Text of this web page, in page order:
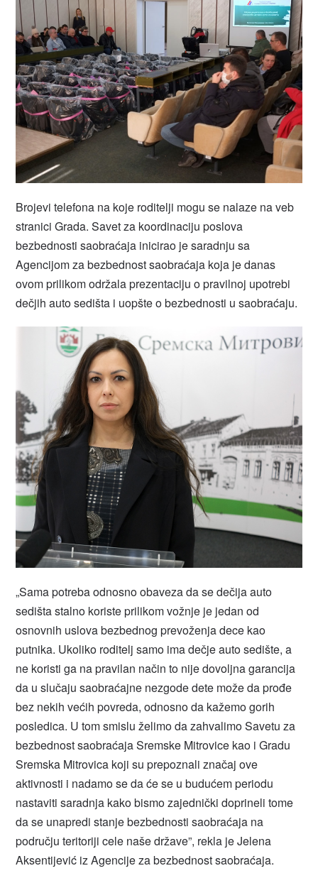
Brojevi telefona na koje roditelji mogu se nalaze na veb
stranici Grada. Savet za koordinaciju poslova
bezbednosti saobraćaja inicirao je saradnju sa
Agencijom za bezbednost saobraćaja koja je danas
ovom prilikom održala prezentaciju o pravilnoj upotrebi
dečjih auto sedišta i uopšte o bezbednosti u saobraćaju.
„Sama potreba odnosno obaveza da se dečija auto
sedišta stalno koriste prilikom vožnje je jedan od
osnovnih uslova bezbednog prevoženja dece kao
putnika. Ukoliko roditelj samo ima dečje auto sedište, a
ne koristi ga na pravilan način to nije dovoljna garancija
da u slučaju saobraćajne nezgode dete može da prođe
bez nekih većih povreda, odnosno da kažemo gorih
posledica. U tom smislu želimo da zahvalimo Savetu za
bezbednost saobraćaja Sremske Mitrovice kao i Gradu
Sremska Mitrovica koji su prepoznali značaj ove
aktivnosti i nadamo se da će se u budućem periodu
nastaviti saradnja kako bismo zajednički doprineli tome
da se unapredi stanje bezbednosti saobraćaja na
području teritoriji cele naše države”, rekla je Jelena
Aksentijević iz Agencije za bezbednost saobraćaja.